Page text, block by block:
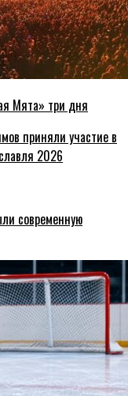
Мята» три дня
приняли участие в
2026
современную